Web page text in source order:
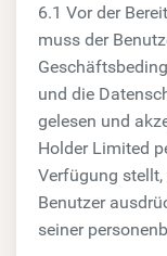
6.1 Vor der
muss der
und die
gelesen und
Holder Limited
Verfügung
Benutzer
seiner